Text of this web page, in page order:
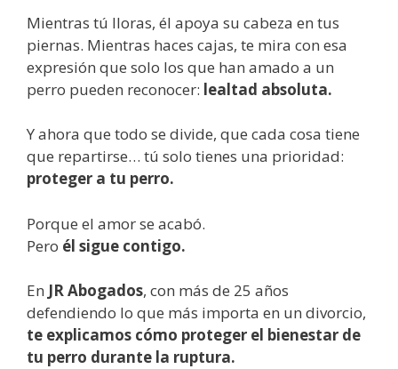
Mientras tú lloras, él apoya su cabeza en tus
piernas. Mientras haces cajas, te mira con esa
expresión que solo los que han amado a un
perro pueden reconocer: lealtad absoluta.
Y ahora que todo se divide, que cada cosa tiene
que repartirse… tú solo tienes una prioridad:
proteger a tu perro.
Porque el amor se acabó.
Pero él sigue contigo.
En JR Abogados, con más de 25 años
defendiendo lo que más importa en un divorcio,
te explicamos cómo proteger el bienestar de
tu perro durante la ruptura.